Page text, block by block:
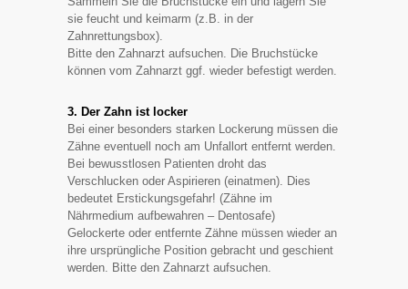
sie feucht und keimarm (z.B. in der
Zahnrettungsbox).
Bitte den Zahnarzt aufsuchen. Die Bruchstücke
können vom Zahnarzt ggf. wieder befestigt werden.
3. Der Zahn ist locker
Bei einer besonders starken Lockerung müssen die
Zähne eventuell noch am Unfallort entfernt werden.
Bei bewusstlosen Patienten droht das
Verschlucken oder Aspirieren (einatmen). Dies
bedeutet Erstickungsgefahr! (Zähne im
Nährmedium aufbewahren – Dentosafe)
Gelockerte oder entfernte Zähne müssen wieder an
ihre ursprüngliche Position gebracht und geschient
werden. Bitte den Zahnarzt aufsuchen.